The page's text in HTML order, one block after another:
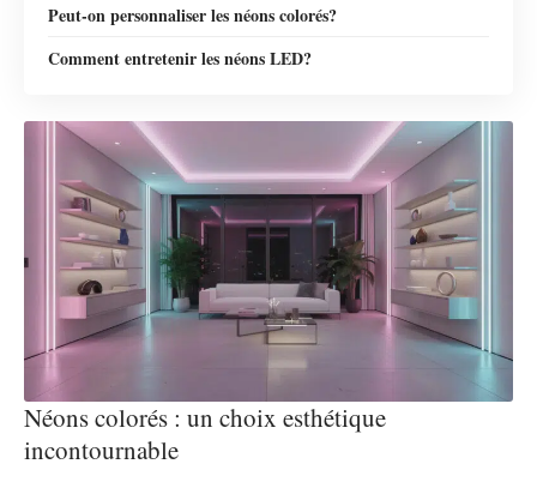
Peut-on personnaliser les néons colorés?
Comment entretenir les néons LED?
Néons colorés : un choix esthétique
incontournable